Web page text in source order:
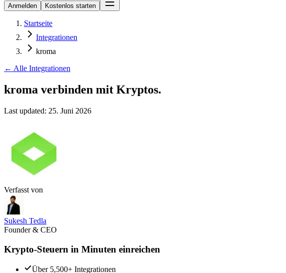
Anmelden Kostenlos starten
Startseite
Integrationen
kroma
← Alle Integrationen
kroma verbinden mit Kryptos.
Last updated: 25. Juni 2026
Verfasst von
Sukesh Tedla
Founder & CEO
Krypto-Steuern in Minuten einreichen
Über 5,500+ Integrationen